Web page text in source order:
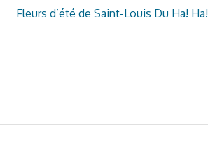
Fleurs d’été de Saint-Louis Du Ha! Ha!